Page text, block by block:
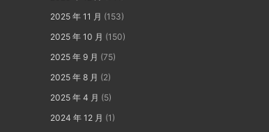
2025 年 11 月 (153)
2025 年 10 月 (150)
2025 年 9 月 (75)
2025 年 8 月 (2)
2025 年 4 月 (5)
2024 年 12 月 (1)